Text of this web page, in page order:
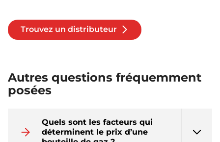
Trouvez un distributeur
Autres questions fréquemment
posées
Quels sont les facteurs qui
déterminent le prix d’une